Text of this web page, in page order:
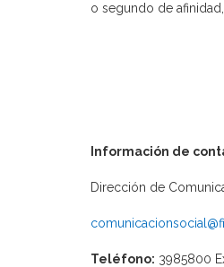
o segundo de
Información de
Dirección de
Teléfono: 3985800